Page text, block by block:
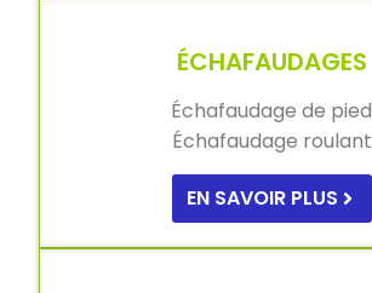
ÉCHAFAUDAGES
Échafaudage de pied
Échafaudage roulant
EN SAVOIR PLUS